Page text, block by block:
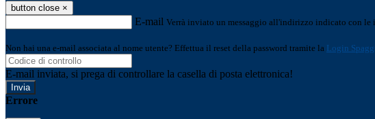
button close ×
E-mail Verrà inviato un messaggio all'indirizzo indicato con le
Non hai una e-mail associata al nome utente? Effettua il reset della password tramite la Login
E-mail inviata, si prega di controllare la casella di posta elettronica!
Errore